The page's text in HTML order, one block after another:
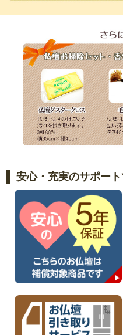
安心・充実のサポート